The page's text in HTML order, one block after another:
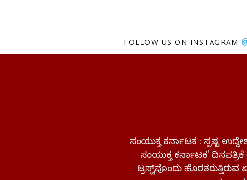
FOLLOW US ON INSTAGRAM
ಸಂಯುಕ್ತ ಕರ್ನಾಟಕ : ಸ್ಪಷ್ಟ
ಸಂಯುಕ್ತ ಕರ್ನಾಟಕ'
ಟ್ರಸ್ಟ್‌ವೊಂದು ಹೊರತರುತ್ತಿರುವ